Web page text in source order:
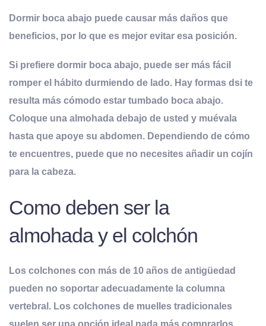
Dormir boca abajo puede causar más daños que
beneficios, por lo que es mejor evitar esa posición.
Si prefiere dormir boca abajo, puede ser más fácil
romper el hábito durmiendo de lado. Hay formas dsi te
resulta más cómodo estar tumbado boca abajo.
Coloque una almohada debajo de usted y muévala
hasta que apoye su abdomen. Dependiendo de cómo
te encuentres, puede que no necesites añadir un cojín
para la cabeza.
Como deben ser la
almohada y el colchón
Los colchones con más de 10 años de antigüedad
pueden no soportar adecuadamente la columna
vertebral. Los colchones de muelles tradicionales